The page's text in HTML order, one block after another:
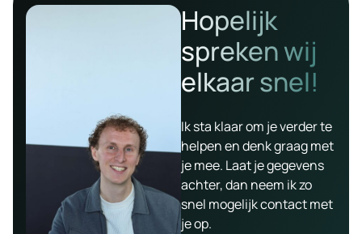
Hopelijk
spreken wij
elkaar snel!
Ik sta klaar om je verder te
helpen en denk graag met
je mee. Laat je gegevens
achter, dan neem ik zo
snel mogelijk contact met
je op.